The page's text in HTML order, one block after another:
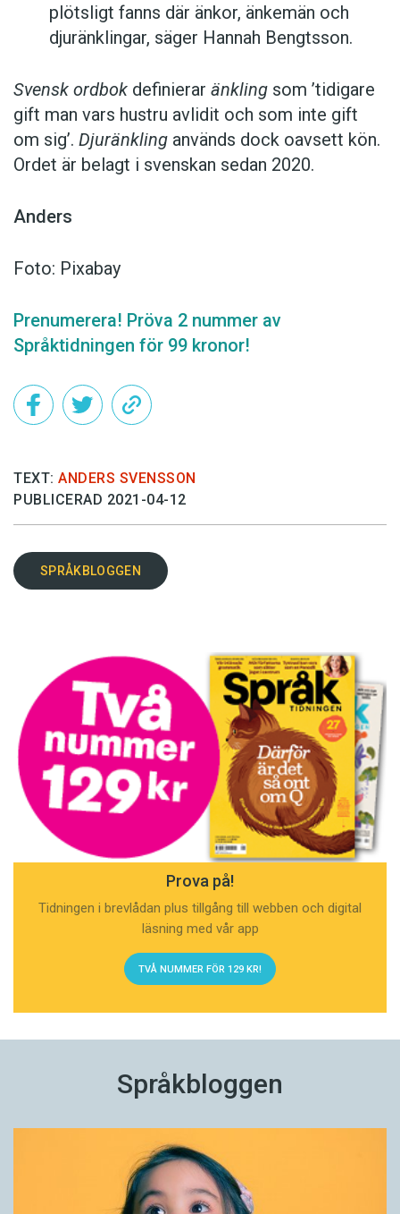
plötsligt fanns där änkor, änkemän och
djuränklingar, säger Hannah Bengtsson.
Svensk ordbok definierar änkling som ’tidigare
gift man vars hustru av­lidit och som inte gift
om sig’. Djuränkling används dock oavsett kön.
Ordet är belagt i svenskan sedan 2020.
Anders
Foto: Pixabay
Prenumerera! Pröva 2 nummer av
Språktidningen för 99 kronor!
TEXT: ANDERS SVENSSON
PUBLICERAD 2021-04-12
SPRÅKBLOGGEN
Prova på!
Tidningen i brevlådan plus tillgång till webben och digital
läsning med vår app
TVÅ NUMMER FÖR 129 KR!
Språkbloggen